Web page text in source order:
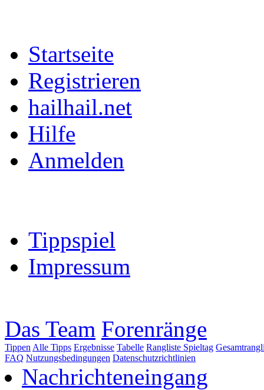
Startseite
Registrieren
hailhail.net
Hilfe
Anmelden
Tippspiel
Impressum
Das Team Forenränge
Tippen Alle Tipps Ergebnisse Tabelle Rangliste Spieltag
FAQ Nutzungsbedingungen Datenschutzrichtlinien
Nachrichteneingang